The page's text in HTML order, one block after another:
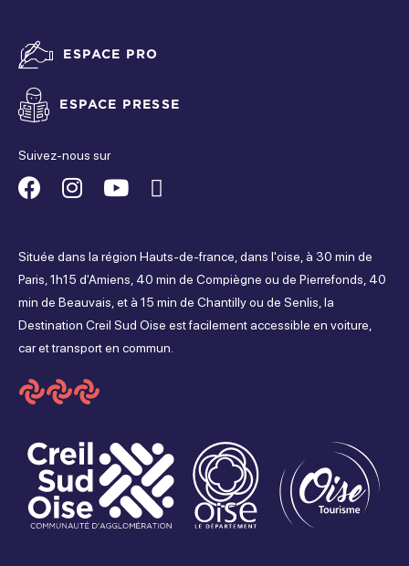
ESPACE PRO
ESPACE PRESSE
Suivez-nous sur
Suivez-
sur
Facebook
Suivez-
sur
Instagram
Suivez-
sur
Youtube
sur
Tripadvisor
Située dans la région Hauts-de-france, dans l'oise, à 30 min de
Paris, 1h15 d'Amiens, 40 min de Compiègne ou de Pierrefonds, 40
min de Beauvais, et à 15 min de Chantilly ou de Senlis, la
Destination Creil Sud Oise est facilement accessible en voiture,
car et transport en commun.